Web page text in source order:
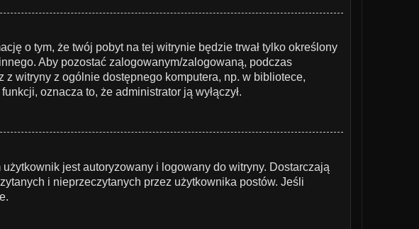
o tym, że twój pobyt na tej witrynie będzie trwał tylko określony
Aby pozostać zalogowanym/zalogowaną, podczas
z witryny z ogólnie dostępnego komputera, np. w bibliotece,
oznacza to, że administrator ją wyłączył.
jest autoryzowany i logowany do witryny. Dostarczają
i nieprzeczytanych przez użytkownika postów. Jeśli